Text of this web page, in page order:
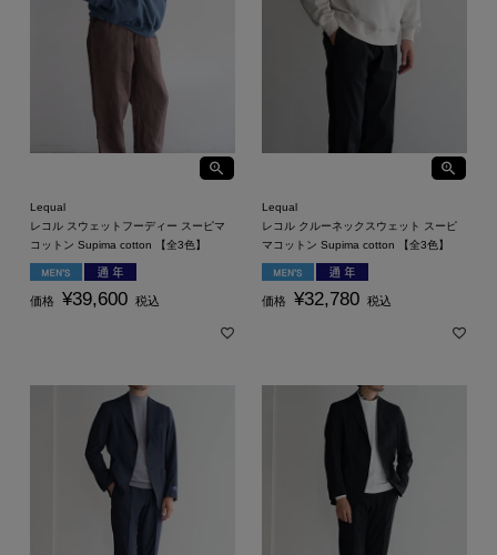
Lequal
レコル スウェットフーディー スーピマ
コットン Supima cotton 【全3色】
価格 ¥39,600 税込
Lequal
レコル クルーネックスウェット スーピ
マコットン Supima cotton 【全3色】
価格 ¥32,780 税込